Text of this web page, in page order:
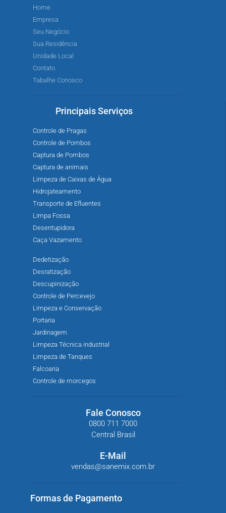
Home
Empresa
Seu Negócio
Sua Residência
Unidade Local
Contato
Tabalhe Conosco
Principais Serviços
Controle de Pragas
Controle de Pombos
Captura de Pombos
Captura de animais
Limpeza de Caixas de Água
Hidrojateamento
Transporte de Efluentes
Limpa Fossa
Desentupidora
Caça Vazamento
Dedetização
Desratização
Descupinização
Controle de Percevejo
Limpeza e Conservação
Portaria
Jardinagem
Limpeza Técnica industrial
Limpeza de Tanques
Falcoaria
Controle de morcegos
Fale Conosco
0800 711 7000
Central Brasil
E-Mail
vendas@sanemix.com.br
Formas de Pagamento